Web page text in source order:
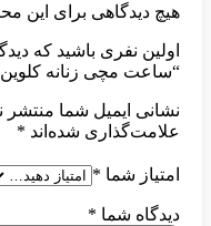
برای این محصول
باشید که دیدگاهی را
زنانه کلوین کلاین 25200321”
شما منتشر نخواهد شد.
شده‌اند *
*
شما*